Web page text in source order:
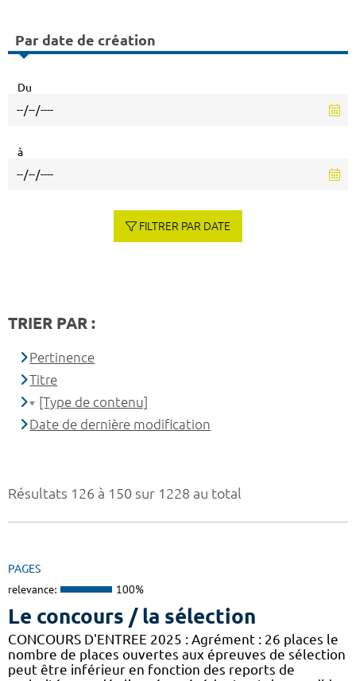
Résultats 126 à 150 sur 1228 au total
PAGES
relevance: 100%
Le concours / la sélection
CONCOURS D'ENTREE 2025 : Agrément : 26 places le
nombre de places ouvertes aux épreuves de sélection
peut être inférieur en fonction des reports de
Par date de création
Du
à
FILTRER PAR DATE
TRIER PAR :
Pertinence
Titre
[Type de contenu]
Date de dernière modification